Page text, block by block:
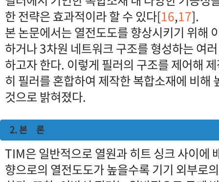
한 전략은 효과적이라 할 수 있다[16,17].
본 논문에서는 열전도도를 향상시키기 위해
하거나 3차원 네트워크 구조를 형성하는 여
하고자 한다. 이렇게 필러의 구조를 제어해
히 필러를 혼합하여 제작한 복합소재에 비해
것으로 밝혀졌다.
2. 본 론
TIM은 일반적으로 열원과 히트 싱크 사이에
향으로의 열전도도가 높을수록 기기 외부로